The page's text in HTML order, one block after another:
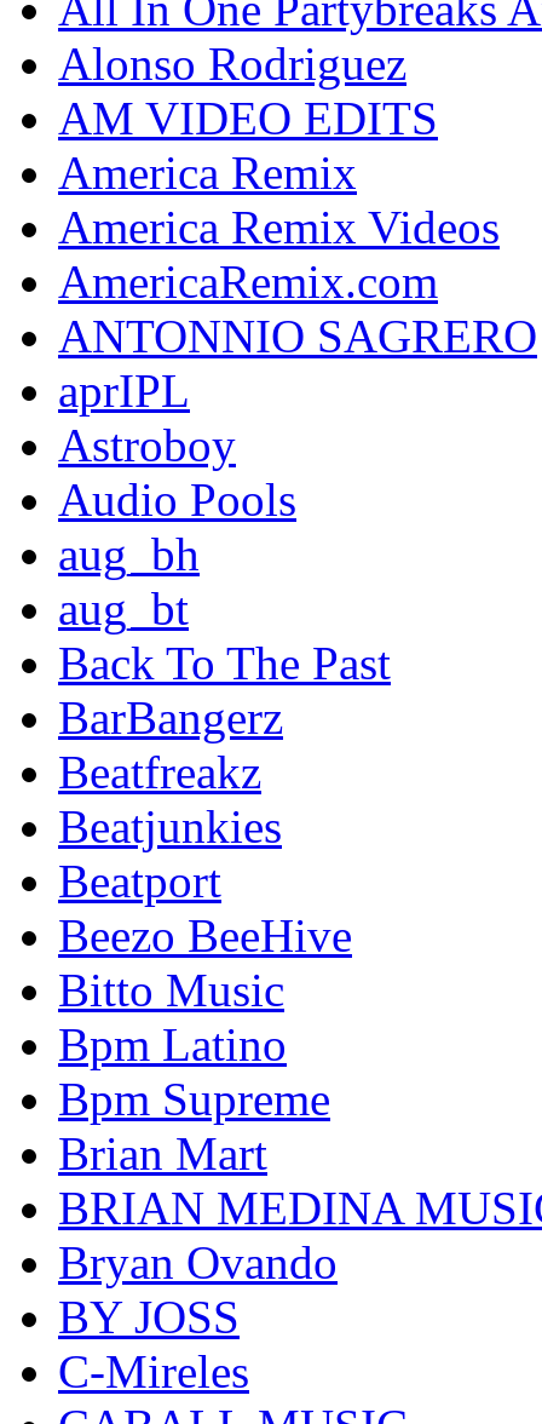
Alonso Rodriguez
AM VIDEO EDITS
America Remix
America Remix Videos
AmericaRemix.com
ANTONNIO SAGRERO
aprIPL
Astroboy
Audio Pools
aug_bh
aug_bt
Back To The Past
BarBangerz
Beatfreakz
Beatjunkies
Beatport
Beezo BeeHive
Bitto Music
Bpm Latino
Bpm Supreme
Brian Mart
BRIAN MEDINA
Bryan Ovando
BY JOSS
C-Mireles